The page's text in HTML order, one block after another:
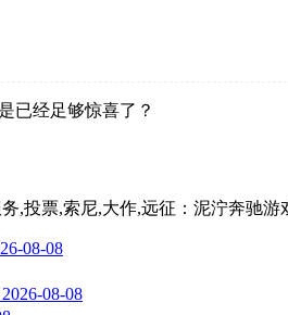
已经足够惊喜了？
,投票,索尼,大作,远征：泥泞奔驰游
08-08
2026-08-08